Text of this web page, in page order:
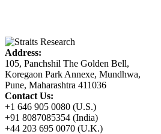
Address:
105, Panchshil The Golden Bell,
Koregaon Park Annexe, Mundhwa,
Pune, Maharashtra 411036
Contact Us:
+1 646 905 0080 (U.S.)
+91 8087085354 (India)
+44 203 695 0070 (U.K.)